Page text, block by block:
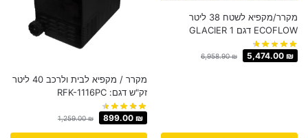
מקרר/מקפיא לשטח 38 ליטר
ECOFLOW דגם GLACIER 1
6,958.90₪ 5,474.00 ₪
מקרר / מקפיא לבית ולרכב 40 ליטר
זק"ש דגם: RFK-1116PC
1,259.00₪ 899.00 ₪